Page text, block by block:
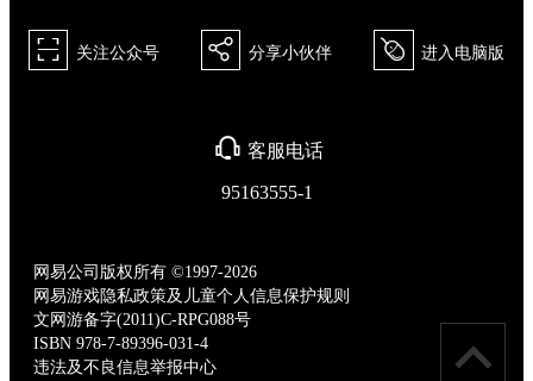
򰀁 关注公众号 򰀂 分享小伙伴 򰀄 进入电脑版
򰀃 客服电话
95163555-1
网易公司版权所有 ©1997-2026
网易游戏隐私政策及儿童个人信息保护规则
文网游备字(2011)C-RPG088号
ISBN 978-7-89396-031-4
违法及不良信息举报中心